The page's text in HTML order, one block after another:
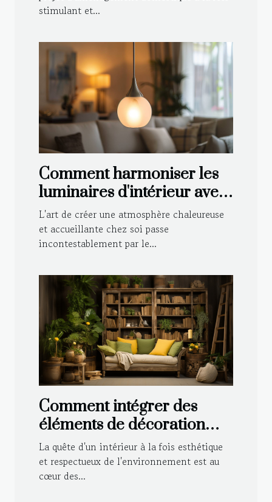
stimulant et...
Comment harmoniser les
luminaires d'intérieur avec
votre décoration
L'art de créer une atmosphère chaleureuse
et accueillante chez soi passe
incontestablement par le...
Comment intégrer des
éléments de décoration
durable dans le style
traditionnel de votre
maison
La quête d'un intérieur à la fois esthétique
et respectueux de l'environnement est au
cœur des...